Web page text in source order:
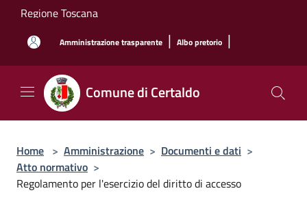
Salta al contenuto principale
Regione Toscana
Amministrazione trasparente | Albo pretorio |
Comune di Certaldo
Home > Amministrazione > Documenti e dati >
Atto normativo >
Regolamento per l'esercizio del diritto di accesso